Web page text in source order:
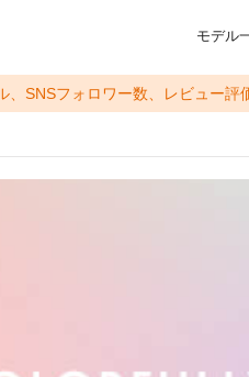
モデル
、SNSフォロワー数、レビュー評